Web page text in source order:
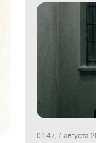
01:47, 7 августа